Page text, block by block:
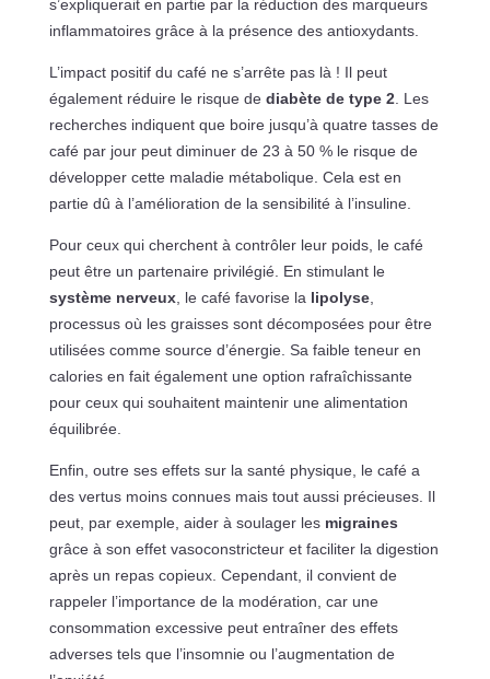
s’expliquerait en partie par la réduction des marqueurs
inflammatoires grâce à la présence des antioxydants.
L’impact positif du café ne s’arrête pas là ! Il peut
également réduire le risque de diabète de type 2. Les
recherches indiquent que boire jusqu’à quatre tasses de
café par jour peut diminuer de 23 à 50 % le risque de
développer cette maladie métabolique. Cela est en
partie dû à l’amélioration de la sensibilité à l’insuline.
Pour ceux qui cherchent à contrôler leur poids, le café
peut être un partenaire privilégié. En stimulant le
système nerveux, le café favorise la lipolyse,
processus où les graisses sont décomposées pour être
utilisées comme source d’énergie. Sa faible teneur en
calories en fait également une option rafraîchissante
pour ceux qui souhaitent maintenir une alimentation
équilibrée.
Enfin, outre ses effets sur la santé physique, le café a
des vertus moins connues mais tout aussi précieuses. Il
peut, par exemple, aider à soulager les migraines
grâce à son effet vasoconstricteur et faciliter la digestion
après un repas copieux. Cependant, il convient de
rappeler l’importance de la modération, car une
consommation excessive peut entraîner des effets
adverses tels que l’insomnie ou l’augmentation de